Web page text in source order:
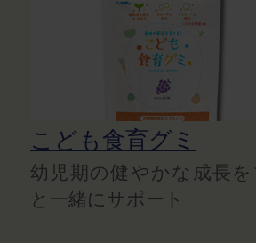
こども食育グミ
幼児期の健やかな成長を
と一緒にサポート